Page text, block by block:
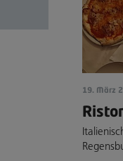
19. März